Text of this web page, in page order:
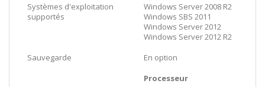
Systèmes d'exploitation
supportés
Windows Server 2008 R2
Windows SBS 2011
Windows Server 2012
Windows Server 2012 R2
Sauvegarde
En option
Processeur